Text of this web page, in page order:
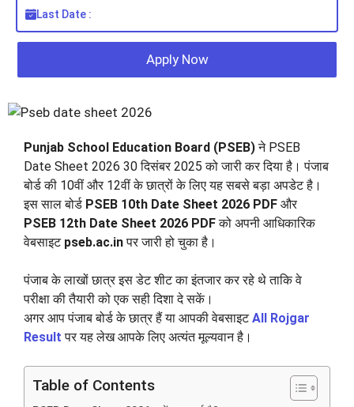
Last Date :
Apply Now
Punjab School Education Board (PSEB)ने PSEB
Date Sheet 2026 30 दिसंबर 2025 को जारी कर दिया है। पंजाब
बोर्ड की 10वीं और 12वीं के छात्रों के लिए यह सबसे बड़ा अपडेट है।
इस साल बोर्ड PSEB 10th Date Sheet 2026 PDF और
PSEB 12th Date Sheet 2026 PDFको अपनी आधिकारिक
वेबसाइट pseb.ac.inपर जारी हो चुका है।
पंजाब के लाखों छात्र इस डेट शीट का इंतजार कर रहे थे ताकि वे
परीक्षा की तैयारी को एक सही दिशा दे सकें।
अगर आप पंजाब बोर्ड के छात्र हैं या आपकी वेबसाइटAll Rojgar
Result पर यह लेख आपके लिए अत्यंत मूल्यवान है।
Table of Contents